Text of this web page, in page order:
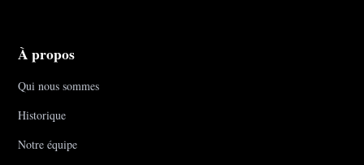
À propos
Qui nous sommes
Historique
Notre équipe